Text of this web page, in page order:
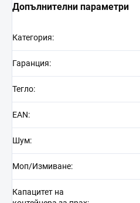
Допълнителни параметри
Категория:
Гаранция:
Тегло:
EAN:
Шум:
Моп/Измиване:
Капацитет на